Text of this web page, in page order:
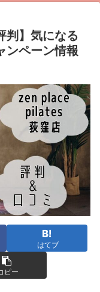
判】気になる
ンペーン情報
はてブ
ピー